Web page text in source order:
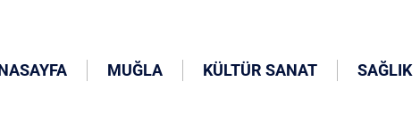
MUĞLA KÜLTÜR SANAT SAĞLIK